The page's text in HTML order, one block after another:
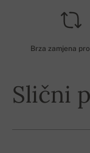
Brza zamjena
Slični